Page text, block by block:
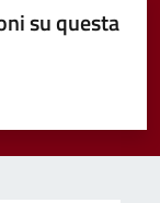
su questa